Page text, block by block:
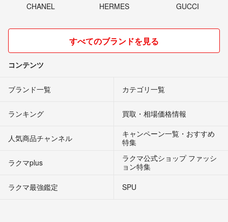
CHANEL HERMES GUCCI
すべてのブランドを見る
コンテンツ
ブランド一覧 カテゴリ一覧
ランキング 買取・相場価格情報
人気商品チャンネル
キャンペーン一覧・おすすめ
特集
ラクマplus
ラクマ公式ショップ ファッシ
ョン特集
ラクマ最強鑑定
SPU